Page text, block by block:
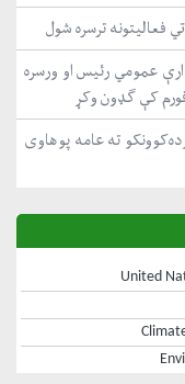
فعالیتونه ترسره شول
عمومي رئیس او ورسره
ته عامه پوهاوی
United